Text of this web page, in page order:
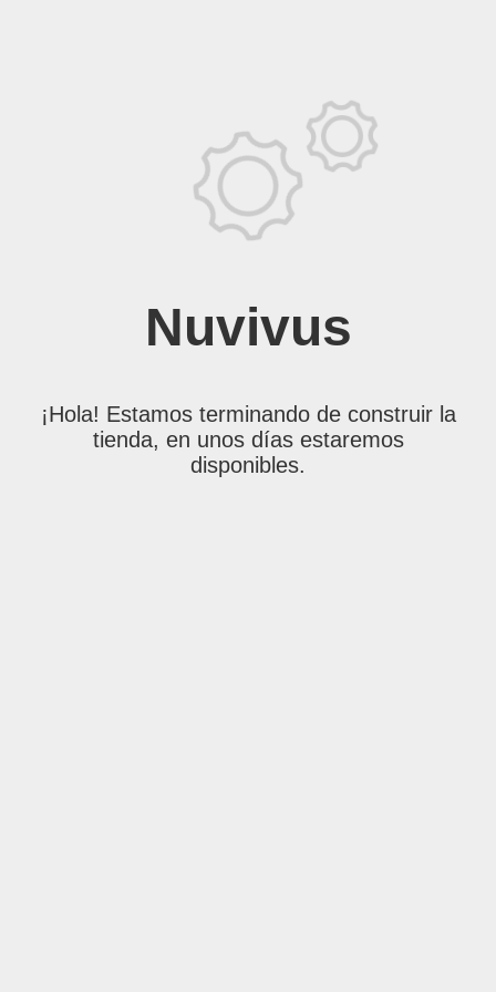
Nuvivus
¡Hola! Estamos terminando de construir la
tienda, en unos días estaremos
disponibles.